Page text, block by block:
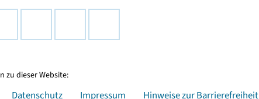
zu dieser Website:
Datenschutz Impressum Hinweise zur Barrierefreiheit